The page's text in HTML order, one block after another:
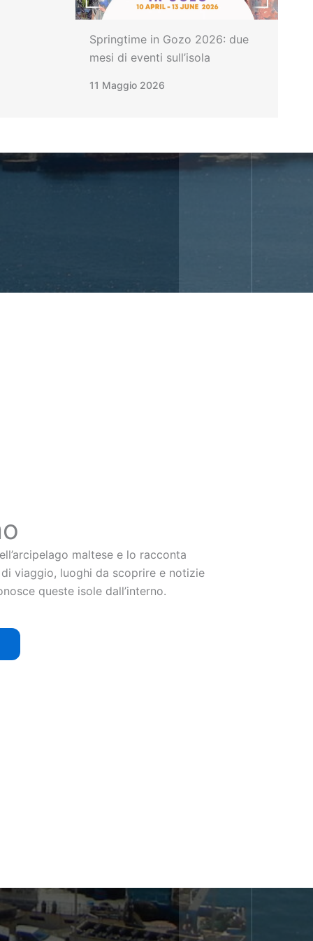
Springtime in Gozo 2026: due
mesi di eventi sull’isola
11 Maggio 2026
maltese e lo racconta
viaggio, luoghi da scoprire e notizie
queste isole dall’interno.